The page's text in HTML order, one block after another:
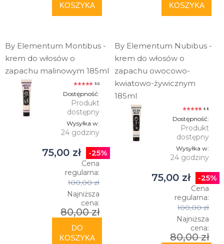
KOSZYKA
KOSZYKA
By Elementum Montibus -
krem do włosów o
zapachu malinowym 185ml
5.0
Dostępność:
Produkt
dostępny
Wysyłka w:
24 godziny
75,00 zł -25%
Cena
regularna:
100,00 zł
Najniższa
cena:
80,00 zł
DO
KOSZYKA
By Elementum Nubibus -
krem do włosów o
zapachu owocowo-
kwiatowo-żywicznym
185ml
4.8
Dostępność:
Produkt
dostępny
Wysyłka w:
24 godziny
75,00 zł -25%
Cena
regularna:
100,00 zł
Najniższa
cena:
80,00 zł